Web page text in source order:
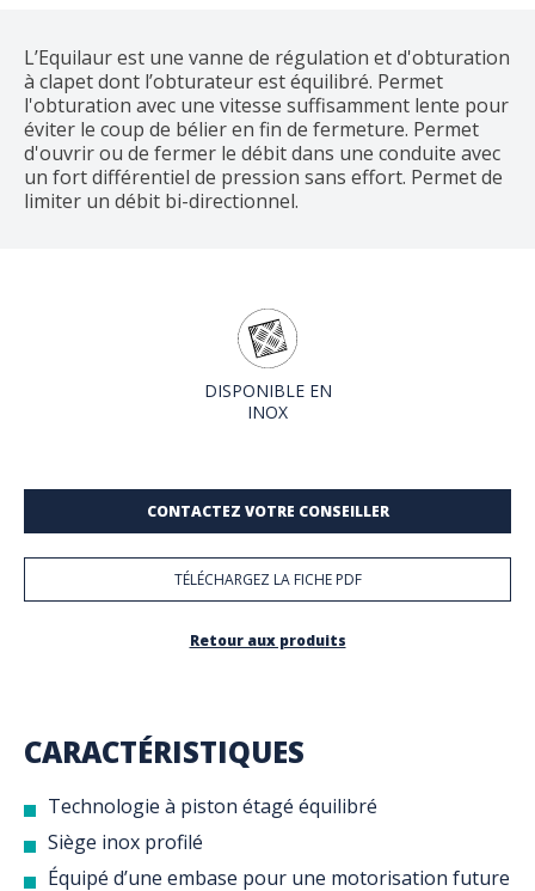
L’Equilaur est une vanne de régulation et d'obturation
à clapet dont l’obturateur est équilibré. Permet
l'obturation avec une vitesse suffisamment lente pour
éviter le coup de bélier en fin de fermeture. Permet
d'ouvrir ou de fermer le débit dans une conduite avec
un fort différentiel de pression sans effort. Permet de
limiter un débit bi-directionnel.
DISPONIBLE EN
INOX
CONTACTEZ VOTRE CONSEILLER
TÉLÉCHARGEZ LA FICHE PDF
Retour aux produits
CARACTÉRISTIQUES
Technologie à piston étagé équilibré
Siège inox profilé
Équipé d’une embase pour une motorisation future